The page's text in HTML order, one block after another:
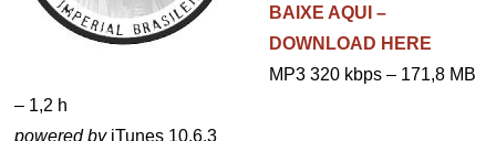
BAIXE AQUI –
DOWNLOAD HERE
MP3 320 kbps – 171,8 MB
– 1,2 h
powered byiTunes 10.6.3